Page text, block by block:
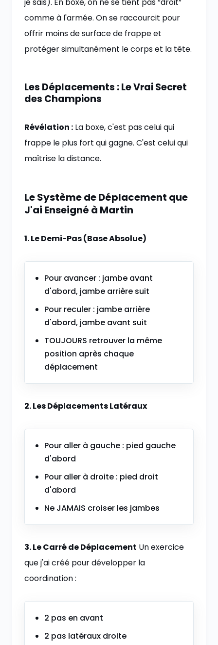
comme à l'armée. On se raccourcit pour
offrir moins de surface de frappe et
protéger simultanément le corps et la tête.
Les Déplacements : Le Vrai Secret
des Champions
Révélation : La boxe, c'est pas celui qui
frappe le plus fort qui gagne. C'est celui qui
maîtrise la distance.
Le Système de Déplacement que
J'ai Enseigné à Martin
1. Le Demi-Pas (Base Absolue)
Pour avancer : jambe avant
d'abord, jambe arrière suit
Pour reculer : jambe arrière
d'abord, jambe avant suit
TOUJOURS retrouver la même
position après chaque
déplacement
2. Les Déplacements Latéraux
Pour aller à gauche : pied gauche
d'abord
Pour aller à droite : pied droit
d'abord
Ne JAMAIS croiser les jambes
3. Le Carré de Déplacement Un exercice
que j'ai créé pour développer la
coordination :
2 pas en avant
2 pas latéraux droite